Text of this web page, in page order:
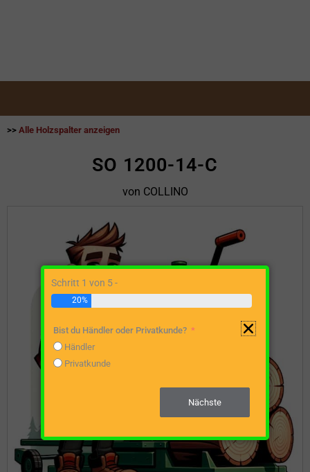
>> Alle Holzspalter anzeigen
SO 1200-14-C
von COLLINO
Schritt 1 von 5 -
20%
Bist du Händler oder Privatkunde?
Händler
Privatkunde
Nächste